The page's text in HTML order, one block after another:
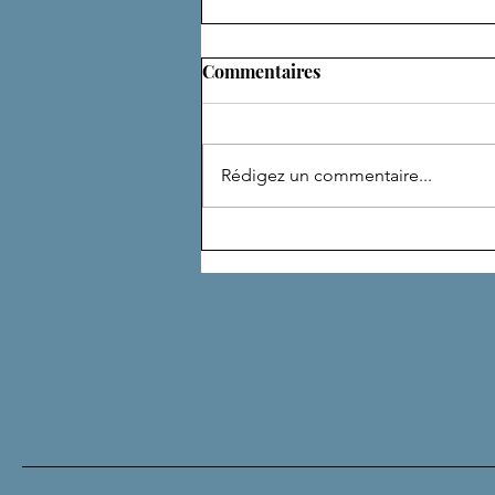
ADEPTE
Commentaires
Rédigez un commentaire...